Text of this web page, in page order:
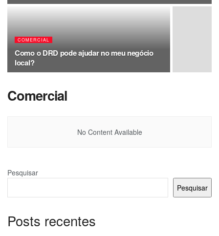
COMERCIAL
Como o DRD pode ajudar no meu negócio
local?
Comercial
No Content Available
Pesquisar
Pesquisar
Posts recentes